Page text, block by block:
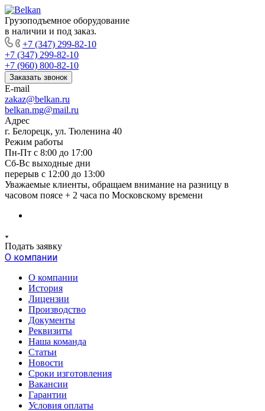
Грузоподъемное оборудование
в наличии и под заказ.
+7 (347) 299-82-10
+7 (347) 299-82-10
+7 (960) 800-82-10
Заказать звонок
E-mail
zakaz@belkan.ru
belkan.mg@mail.ru
Адрес
г. Белорецк, ул. Тюленина 40
Режим работы
Пн-Пт с 8:00 до 17:00
Сб-Вс выходные дни
перерыв с 12:00 до 13:00
Уважаемые клиенты, обращаем внимание на разницу в
часовом поясе + 2 часа по Московскому времени
Подать заявку
О компании
О компании
История
Лицензии
Производство
Документы
Реквизиты
Наша команда
Статьи
Новости
Сроки изготовления
Вакансии
Гарантии
Условия оплаты